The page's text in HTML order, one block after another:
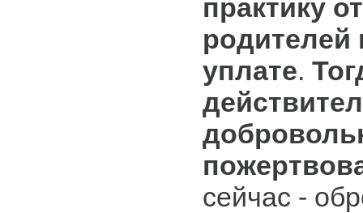
практику
родителей
уплате.
сейчас -